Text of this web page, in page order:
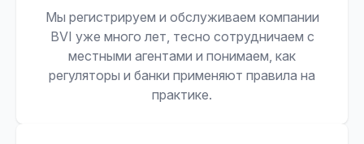
Мы регистрируем и обслуживаем компании
BVI уже много лет, тесно сотрудничаем с
местными агентами и понимаем, как
регуляторы и банки применяют правила на
практике.